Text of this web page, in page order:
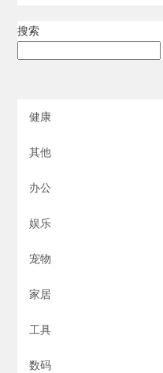
搜索
健康
其他
办公
娱乐
宠物
家居
工具
数码